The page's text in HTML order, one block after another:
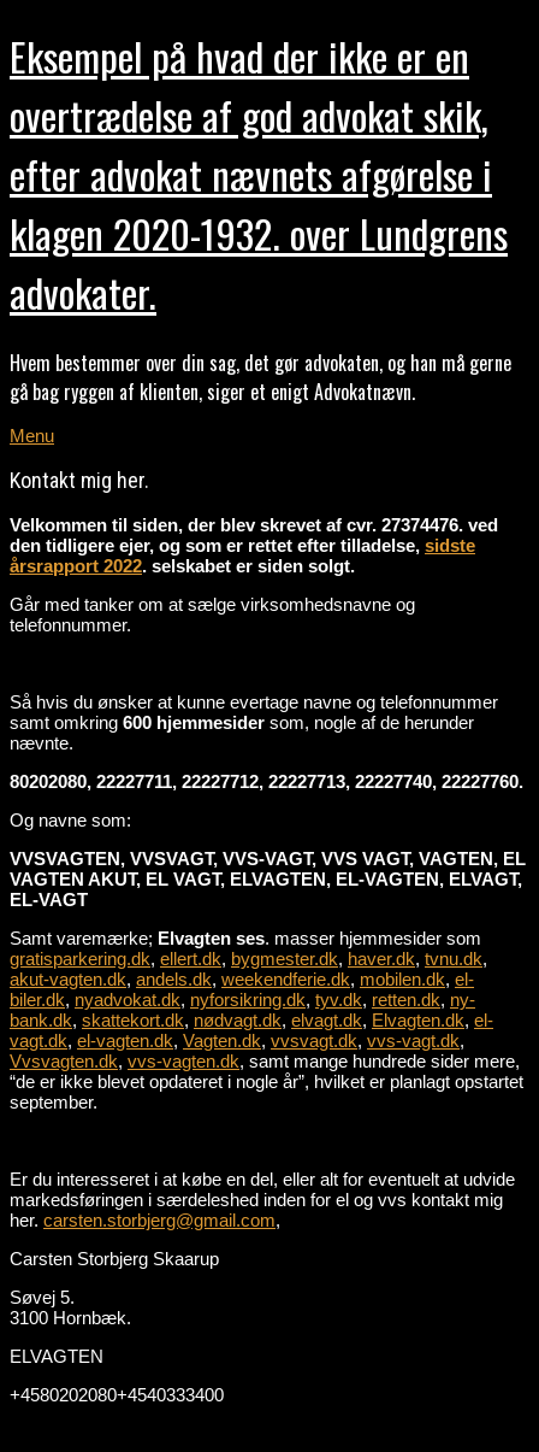
Eksempel på hvad der ikke er en
overtrædelse af god advokat skik,
efter advokat nævnets afgørelse i
klagen 2020-1932. over Lundgrens
advokater.
Hvem bestemmer over din sag, det gør advokaten, og han må gerne
gå bag ryggen af klienten, siger et enigt Advokatnævn.
Menu
Kontakt mig her.
Velkommen til siden, der blev skrevet af cvr. 27374476. ved
den tidligere ejer, og som er rettet efter tilladelse, sidste
årsrapport 2022. selskabet er siden solgt.
Går med tanker om at sælge virksomhedsnavne og
telefonnummer.
Så hvis du ønsker at kunne evertage navne og telefonnummer
samt omkring 600 hjemmesider som, nogle af de herunder
nævnte.
80202080, 22227711, 22227712, 22227713, 22227740, 22227760.
Og navne som:
VVSVAGTEN, VVSVAGT, VVS-VAGT, VVS VAGT, VAGTEN, EL
VAGTEN AKUT, EL VAGT, ELVAGTEN, EL-VAGTEN, ELVAGT,
EL-VAGT
Samt varemærke; Elvagten ses. masser hjemmesider som
gratisparkering.dk, ellert.dk, bygmester.dk, haver.dk, tvnu.dk,
akut-vagten.dk, andels.dk, weekendferie.dk, mobilen.dk, el-
biler.dk, nyadvokat.dk, nyforsikring.dk, tyv.dk, retten.dk, ny-
bank.dk, skattekort.dk, nødvagt.dk, elvagt.dk, Elvagten.dk, el-
vagt.dk, el-vagten.dk, Vagten.dk, vvsvagt.dk, vvs-vagt.dk,
Vvsvagten.dk, vvs-vagten.dk, samt mange hundrede sider mere,
“de er ikke blevet opdateret i nogle år”, hvilket er planlagt opstartet
september.
Er du interesseret i at købe en del, eller alt for eventuelt at udvide
markedsføringen i særdeleshed inden for el og vvs kontakt mig
her. carsten.storbjerg@gmail.com,
Carsten Storbjerg Skaarup
Søvej 5.
3100 Hornbæk.
ELVAGTEN
+4580202080+4540333400